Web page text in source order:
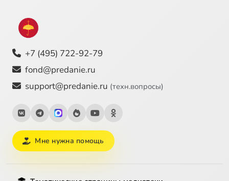
+7 (495) 722-92-79
fond@predanie.ru
support@predanie.ru (техн.вопросы)
Мне нужна помощь